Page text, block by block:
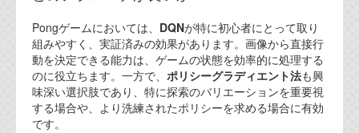
Pongゲームにおいては、 DQNが特に初心者にとって取り
組みやすく、実証済みの効果があります。画像から直接行
動を決定できる能力は、ゲームの状態を効率的に処理する
のに役立ちます。一方で、 ポリシーグラディエント法も興
味深い選択肢であり、特に探索のバリエーションを重要視
する場合や、より洗練されたポリシーを求める場合に有効
です。